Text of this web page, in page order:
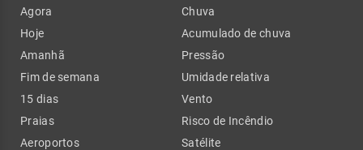
Agora
Hoje
Amanhã
Fim de semana
15 dias
Praias
Aeroportos
Chuva
Acumulado de chuva
Pressão
Umidade relativa
Vento
Risco de Incêndio
Satélite